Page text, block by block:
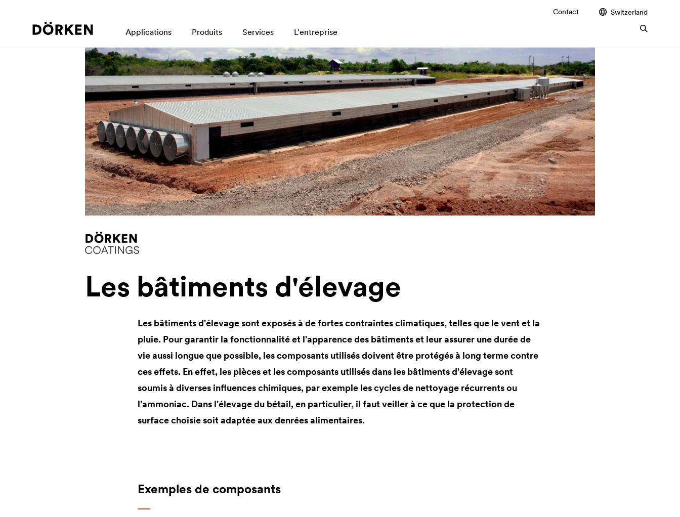
Contact Switzerland
Applications Produits Services L'entreprise
Les bâtiments d'élevage
Les bâtiments d'élevage sont exposés à de fortes contraintes climatiques, telles que le vent et la
pluie. Pour garantir la fonctionnalité et l'apparence des bâtiments et leur assurer une durée de
vie aussi longue que possible, les composants utilisés doivent être protégés à long terme contre
ces effets. En effet, les pièces et les composants utilisés dans les bâtiments d'élevage sont
soumis à diverses influences chimiques, par exemple les cycles de nettoyage récurrents ou
l'ammoniac. Dans l'élevage du bétail, en particulier, il faut veiller à ce que la protection de
surface choisie soit adaptée aux denrées alimentaires.
Exemples de composants